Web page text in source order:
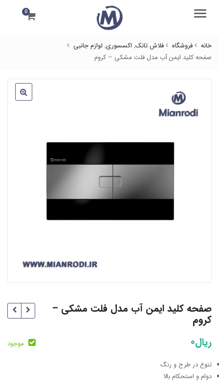
منو 0
خانه فروشگاه فلاش تانک, اکسسوری, لوازم جانبی
صفحه کلید ایمن آب مدل فلت مشکی – کروم
صفحه کلید ایمن آب مدل فلت مشکی –
کروم
ریال0 موجود
تنوع در طرح و رنگ
دوام و استحکام بالا